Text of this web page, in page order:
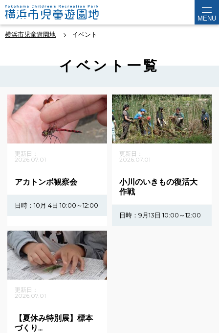
MENU
横浜市児童遊園地 イベント
イベント一覧
更新日：
2026.07.01
アカトンボ観察会
日時：10月 4日10:00～12:00
更新日：
2026.07.01
小川のいきもの復活大
作戦
日時： 9月13日10:00～12:00
更新日：
2026.07.01
【夏休み特別展】標本
づくり...